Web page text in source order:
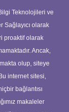
Teknolojileri ve
Sağlayıcı olarak
proaktif olarak
Ancak,
olup, siteye
internet sitesi,
bağlantısı
makaleler